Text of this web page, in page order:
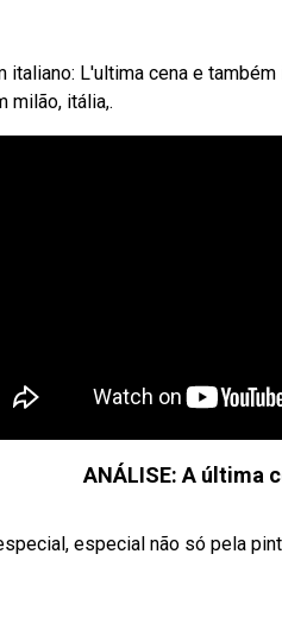
italiano: L'ultima cena e
milão, itália,.
ANÁLISE: A última
especial não só pela